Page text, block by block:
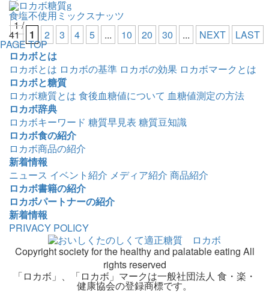
g
食塩不使用ミックスナッツ
1 /
41 1 2 3 4 5 ... 10 20 30 ... NEXT LAST
PAGE TOP
ロカボとは
ロカボとは ロカボの基準 ロカボの効果 ロカボマークとは
ロカボと糖質
ロカボ糖質とは 食後血糖値について 血糖値測定の方法
ロカボ辞典
ロカボキーワード 糖質早見表 糖質豆知識
ロカボ食の紹介
ロカボ商品の紹介
新着情報
ニュース イベント紹介 メディア紹介 商品紹介
ロカボ書籍の紹介
ロカボパートナーの紹介
新着情報
PRIVACY POLICY
Copyright society for the healthy and palatable eating All
rights reserved
「ロカボ」、「ロカボ」マークは一般社団法人 食・楽・
健康協会の登録商標です。